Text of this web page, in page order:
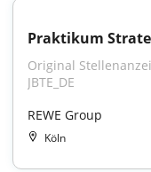
Praktikum
Original
JBTE_DE
REWE Group
Köln